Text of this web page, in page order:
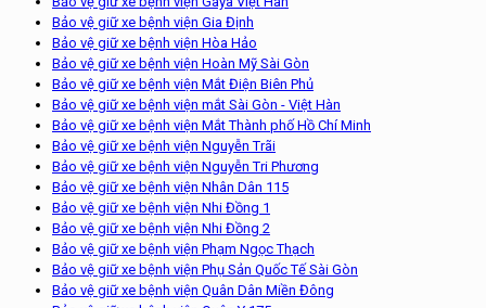
Bảo vệ giữ xe bệnh viện Gia Định
Bảo vệ giữ xe bệnh viện Hòa Hảo
Bảo vệ giữ xe bệnh viện Hoàn Mỹ Sài Gòn
Bảo vệ giữ xe bệnh viện Mắt Điện Biên Phủ
Bảo vệ giữ xe bệnh viện mắt Sài Gòn - Việt Hàn
Bảo vệ giữ xe bệnh viện Mắt Thành phố Hồ Chí Minh
Bảo vệ giữ xe bệnh viện Nguyễn Trãi
Bảo vệ giữ xe bệnh viện Nguyễn Tri Phương
Bảo vệ giữ xe bệnh viện Nhân Dân 115
Bảo vệ giữ xe bệnh viện Nhi Đồng 1
Bảo vệ giữ xe bệnh viện Nhi Đồng 2
Bảo vệ giữ xe bệnh viện Phạm Ngọc Thạch
Bảo vệ giữ xe bệnh viện Phụ Sản Quốc Tế Sài Gòn
Bảo vệ giữ xe bệnh viện Quân Dân Miền Đông